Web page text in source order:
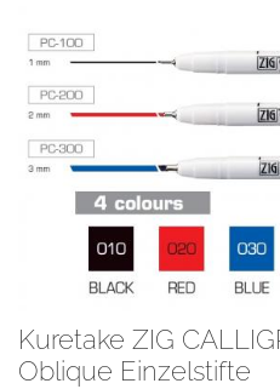
Kuretake ZIG
Oblique Einzelstifte